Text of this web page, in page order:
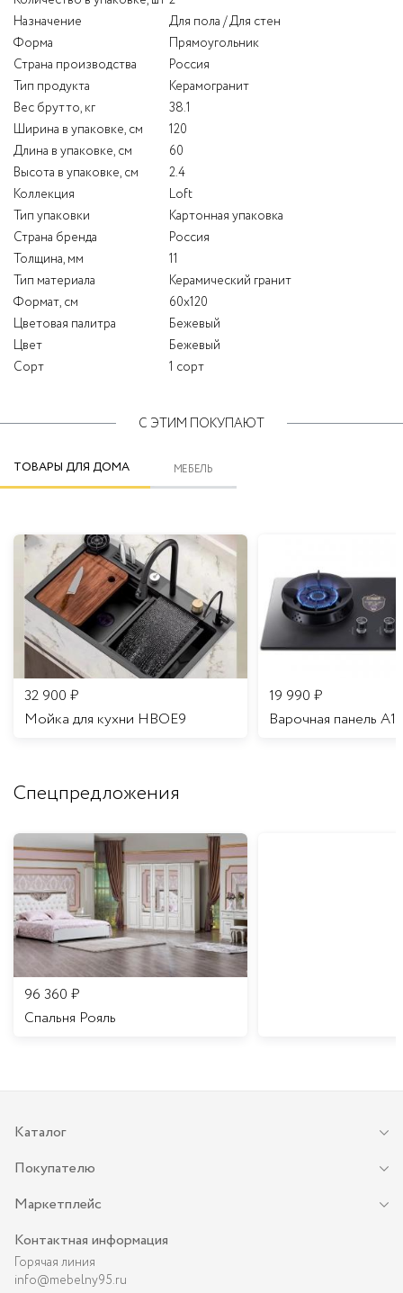
Назначение
Для пола / Для стен
Форма
Прямоугольник
Страна производства
Россия
Тип продукта
Керамогранит
Вес брутто, кг
38.1
Ширина в упаковке, см
120
Длина в упаковке, см
60
Высота в упаковке, см
2.4
Коллекция
Loft
Тип упаковки
Картонная упаковка
Страна бренда
Россия
Толщина, мм
11
Тип материала
Керамический гранит
Формат, см
60x120
Цветовая палитра
Бежевый
Цвет
Бежевый
Сорт
1 сорт
С ЭТИМ ПОКУПАЮТ
ТОВАРЫ ДЛЯ ДОМА МЕБЕЛЬ
32 900 ₽
Мойка для кухни HBOE9
19 990 ₽
Варочная панель A16
Спецпредложения
96 360 ₽
Спальня Рояль
Каталог
Покупателю
Маркетплейс
Контактная информация
Горячая линия
info@mebelny95.ru